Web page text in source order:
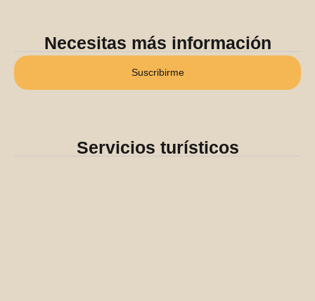
Necesitas más información
Suscribirme
Servicios turísticos